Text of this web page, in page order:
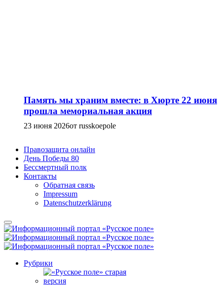
Память мы храним вместе: в Хюрте 22 июня
прошла мемориальная акция
23 июня 2026от russkoepole
Правозащита онлайн
День Победы 80
Бессмертный полк
Контакты
Обратная связь
Impressum
Datenschutzerklärung
Рубрики